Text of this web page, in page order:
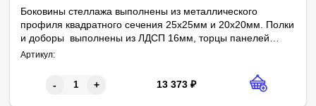
Боковины стеллажа выполнены из металлического
профиля квадратного сечения 25х25мм и 20х20мм. Полки
и доборы выполнены из ЛДСП 16мм, торцы панелей
закрыты противоударной кромкой ПВХ. Пять верхних
бортиком. Нижняя полка устанавливается горизонтально.
Металлический каркас покрыт порошковой краской,
Артикул:
- + 13 373 ₽